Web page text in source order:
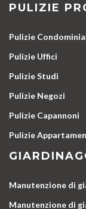
PULIZIE
Pulizie
Pulizie Uffici
Pulizie Studi
Pulizie Negozi
Pulizie Capannoni
Pulizie
Manutenzione di
Manutenzione di